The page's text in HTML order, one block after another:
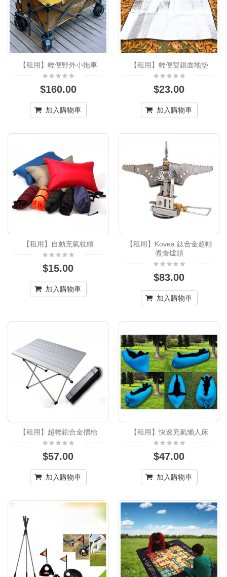
【租用】輕便野外小拖車
$160.00
加入購物車
【租用】輕便雙銀面地墊
$23.00
加入購物車
【租用】自動充氣枕頭
$15.00
加入購物車
【租用】Kovea 鈦合金超輕
煮食爐頭
$83.00
加入購物車
【租用】超輕鋁合金摺枱
$57.00
加入購物車
【租用】快速充氣懶人床
$47.00
加入購物車